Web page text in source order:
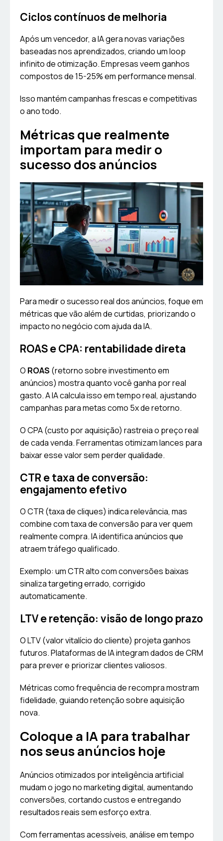
Ciclos contínuos de melhoria
Após um vencedor, a IA gera novas variações
baseadas nos aprendizados, criando um loop
infinito de otimização. Empresas veem ganhos
compostos de 15-25% em performance mensal.
Isso mantém campanhas frescas e competitivas
o ano todo.
Métricas que realmente
importam para medir o
sucesso dos anúncios
Para medir o sucesso real dos anúncios, foque em
métricas que vão além de curtidas, priorizando o
impacto no negócio com ajuda da IA.
ROAS e CPA: rentabilidade direta
O ROAS (retorno sobre investimento em
anúncios) mostra quanto você ganha por real
gasto. A IA calcula isso em tempo real, ajustando
campanhas para metas como 5x de retorno.
O CPA (custo por aquisição) rastreia o preço real
de cada venda. Ferramentas otimizam lances para
baixar esse valor sem perder qualidade.
CTR e taxa de conversão:
engajamento efetivo
O CTR (taxa de cliques) indica relevância, mas
combine com taxa de conversão para ver quem
realmente compra. IA identifica anúncios que
atraem tráfego qualificado.
Exemplo: um CTR alto com conversões baixas
sinaliza targeting errado, corrigido
automaticamente.
LTV e retenção: visão de longo prazo
O LTV (valor vitalício do cliente) projeta ganhos
futuros. Plataformas de IA integram dados de CRM
para prever e priorizar clientes valiosos.
Métricas como frequência de recompra mostram
fidelidade, guiando retenção sobre aquisição
nova.
Coloque a IA para trabalhar
nos seus anúncios hoje
Anúncios otimizados por inteligência artificial
mudam o jogo no marketing digital, aumentando
conversões, cortando custos e entregando
resultados reais sem esforço extra.
Com ferramentas acessíveis, análise em tempo